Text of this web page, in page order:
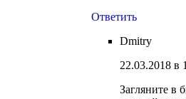
Ответить
Dmitry
22.03.2018 в
Загляните в